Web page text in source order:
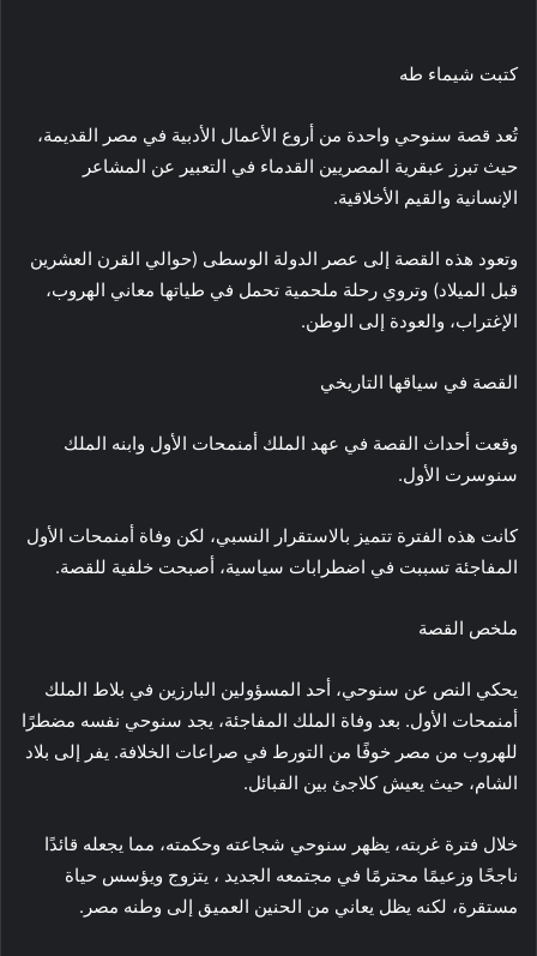
كتبت شيماء طه
تُعد قصة سنوحي واحدة من أروع الأعمال الأدبية في مصر القديمة،
حيث تبرز عبقرية المصريين القدماء في التعبير عن المشاعر
الإنسانية والقيم الأخلاقية.
وتعود هذه القصة إلى عصر الدولة الوسطى (حوالي القرن العشرين
قبل الميلاد) وتروي رحلة ملحمية تحمل في طياتها معاني الهروب،
الإغتراب، والعودة إلى الوطن.
القصة في سياقها التاريخي
وقعت أحداث القصة في عهد الملك أمنمحات الأول وابنه الملك
سنوسرت الأول.
كانت هذه الفترة تتميز بالاستقرار النسبي، لكن وفاة أمنمحات الأول
المفاجئة تسببت في اضطرابات سياسية، أصبحت خلفية للقصة.
ملخص القصة
يحكي النص عن سنوحي، أحد المسؤولين البارزين في بلاط الملك
أمنمحات الأول. بعد وفاة الملك المفاجئة، يجد سنوحي نفسه مضطرًا
للهروب من مصر خوفًا من التورط في صراعات الخلافة. يفر إلى بلاد
الشام، حيث يعيش كلاجئ بين القبائل.
خلال فترة غربته، يظهر سنوحي شجاعته وحكمته، مما يجعله قائدًا
ناجحًا وزعيمًا محترمًا في مجتمعه الجديد ، يتزوج ويؤسس حياة
مستقرة، لكنه يظل يعاني من الحنين العميق إلى وطنه مصر.